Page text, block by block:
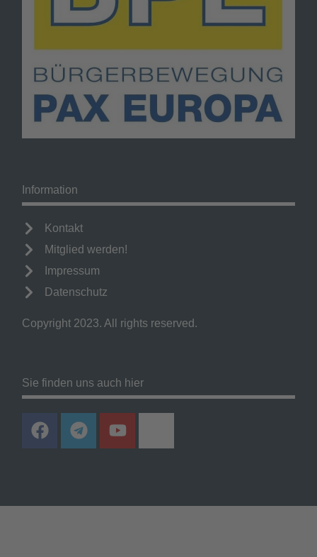
Information
Kontakt
Mitglied werden!
Impressum
Datenschutz
Copyright 2023. All rights reserved.
Sie finden uns auch hier